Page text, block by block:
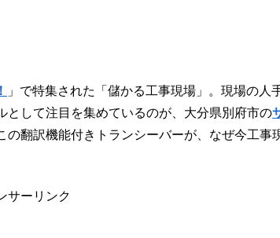
」で特集された「儲かる工事現場」。現場の人
として注目を集めているのが、大分県別府市の
の翻訳機能付きトランシーバーが、なぜ今工事
サーリンク